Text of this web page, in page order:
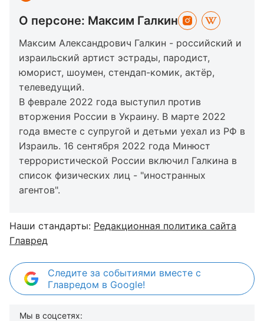
О персоне: Максим Галкин
Максим Александрович Галкин - российский и
израильский артист эстрады, пародист,
юморист, шоумен, стендап-комик, актёр,
телеведущий.
В феврале 2022 года выступил против
вторжения России в Украину. В марте 2022
года вместе с супругой и детьми уехал из РФ в
Израиль. 16 сентября 2022 года Минюст
террористической России включил Галкина в
список физических лиц - "иностранных
агентов".
Наши стандарты: Редакционная политика сайта
Главред
Следите за событиями вместе с
Главредом в Google!
Мы в соцсетях: